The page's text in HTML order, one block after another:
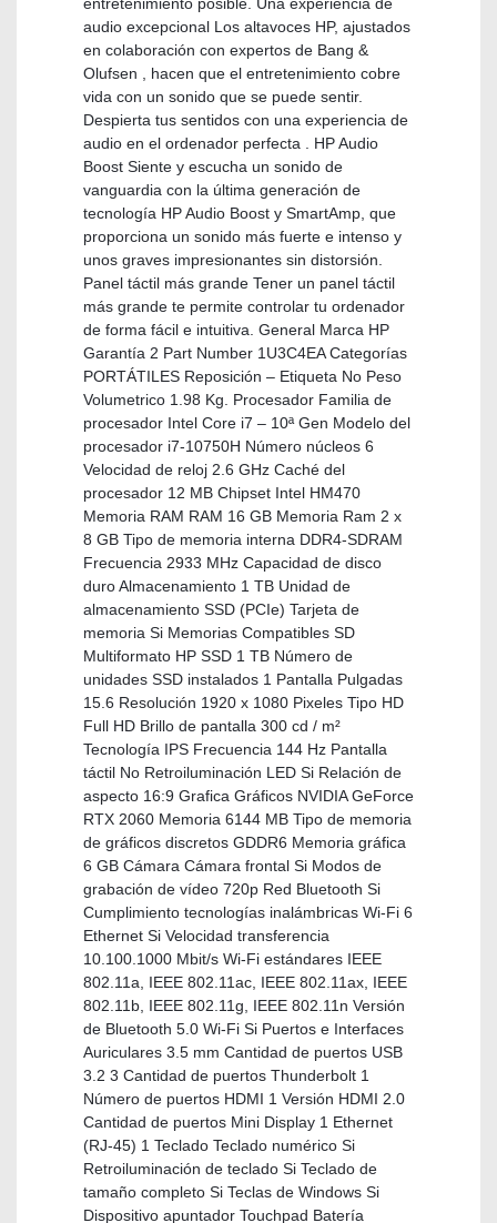
audio excepcional Los altavoces HP, ajustados
en colaboración con expertos de Bang &
Olufsen , hacen que el entretenimiento cobre
vida con un sonido que se puede sentir.
Despierta tus sentidos con una experiencia de
audio en el ordenador perfecta . HP Audio
Boost Siente y escucha un sonido de
vanguardia con la última generación de
tecnología HP Audio Boost y SmartAmp, que
proporciona un sonido más fuerte e intenso y
unos graves impresionantes sin distorsión.
Panel táctil más grande Tener un panel táctil
más grande te permite controlar tu ordenador
de forma fácil e intuitiva. General Marca HP
Garantía 2 Part Number 1U3C4EA Categorías
PORTÁTILES Reposición – Etiqueta No Peso
Volumetrico 1.98 Kg. Procesador Familia de
procesador Intel Core i7 – 10ª Gen Modelo del
procesador i7-10750H Número núcleos 6
Velocidad de reloj 2.6 GHz Caché del
procesador 12 MB Chipset Intel HM470
Memoria RAM RAM 16 GB Memoria Ram 2 x
8 GB Tipo de memoria interna DDR4-SDRAM
Frecuencia 2933 MHz Capacidad de disco
duro Almacenamiento 1 TB Unidad de
almacenamiento SSD (PCIe) Tarjeta de
memoria Si Memorias Compatibles SD
Multiformato HP SSD 1 TB Número de
unidades SSD instalados 1 Pantalla Pulgadas
15.6 Resolución 1920 x 1080 Pixeles Tipo HD
Full HD Brillo de pantalla 300 cd / m²
Tecnología IPS Frecuencia 144 Hz Pantalla
táctil No Retroiluminación LED Si Relación de
aspecto 16:9 Grafica Gráficos NVIDIA GeForce
RTX 2060 Memoria 6144 MB Tipo de memoria
de gráficos discretos GDDR6 Memoria gráfica
6 GB Cámara Cámara frontal Si Modos de
grabación de vídeo 720p Red Bluetooth Si
Cumplimiento tecnologías inalámbricas Wi-Fi 6
Ethernet Si Velocidad transferencia
10.100.1000 Mbit/s Wi-Fi estándares IEEE
802.11a, IEEE 802.11ac, IEEE 802.11ax, IEEE
802.11b, IEEE 802.11g, IEEE 802.11n Versión
de Bluetooth 5.0 Wi-Fi Si Puertos e Interfaces
Auriculares 3.5 mm Cantidad de puertos USB
3.2 3 Cantidad de puertos Thunderbolt 1
Número de puertos HDMI 1 Versión HDMI 2.0
Cantidad de puertos Mini Display 1 Ethernet
(RJ-45) 1 Teclado Teclado numérico Si
Retroiluminación de teclado Si Teclado de
tamaño completo Si Teclas de Windows Si
Dispositivo apuntador Touchpad Batería